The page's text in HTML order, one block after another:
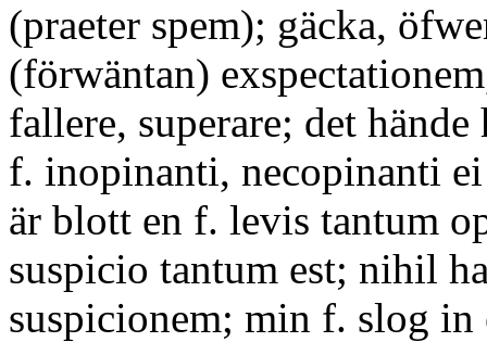
(praeter spem); gäcka,
(förwäntan)
fallere, superare; det
f. inopinanti, necopinanti
är blott en f. levis tantum
suspicio tantum est; nihil
suspicionem; min f. slog